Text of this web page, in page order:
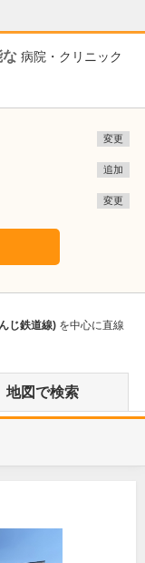
な 病院・クリニック
変更
追加
変更
じ鉄道線) を中心に直線
地図で検索